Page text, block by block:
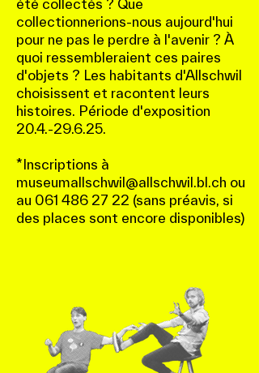
été collectés ? Que
collectionnerions-nous aujourd'hui
pour ne pas le perdre à l'avenir ? À
quoi ressembleraient ces paires
d'objets ? Les habitants d'Allschwil
choisissent et racontent leurs
histoires. Période d'exposition
20.4.-29.6.25.
*Inscriptions à
museumallschwil@allschwil.bl.ch ou
au 061 486 27 22 (sans préavis, si
des places sont encore disponibles)